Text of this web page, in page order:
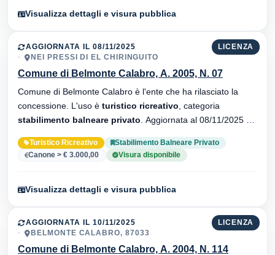
Visualizza dettagli e visura pubblica
LICENZA
AGGIORNATA IL 08/11/2025
NEI PRESSI DI EL CHIRINGUITO
Comune di Belmonte Calabro, A. 2005, N. 07
Comune di Belmonte Calabro è l'ente che ha rilasciato la
concessione. L'uso è turistico ricreativo , categoria
stabilimento balneare privato
Turistico Ricreativo
Stabilimento Balneare Privato
Canone > € 3.000,00
Visura disponibile
Visualizza dettagli e visura pubblica
LICENZA
AGGIORNATA IL 10/11/2025
BELMONTE CALABRO, 87033
Comune di Belmonte Calabro, A. 2004, N. 114